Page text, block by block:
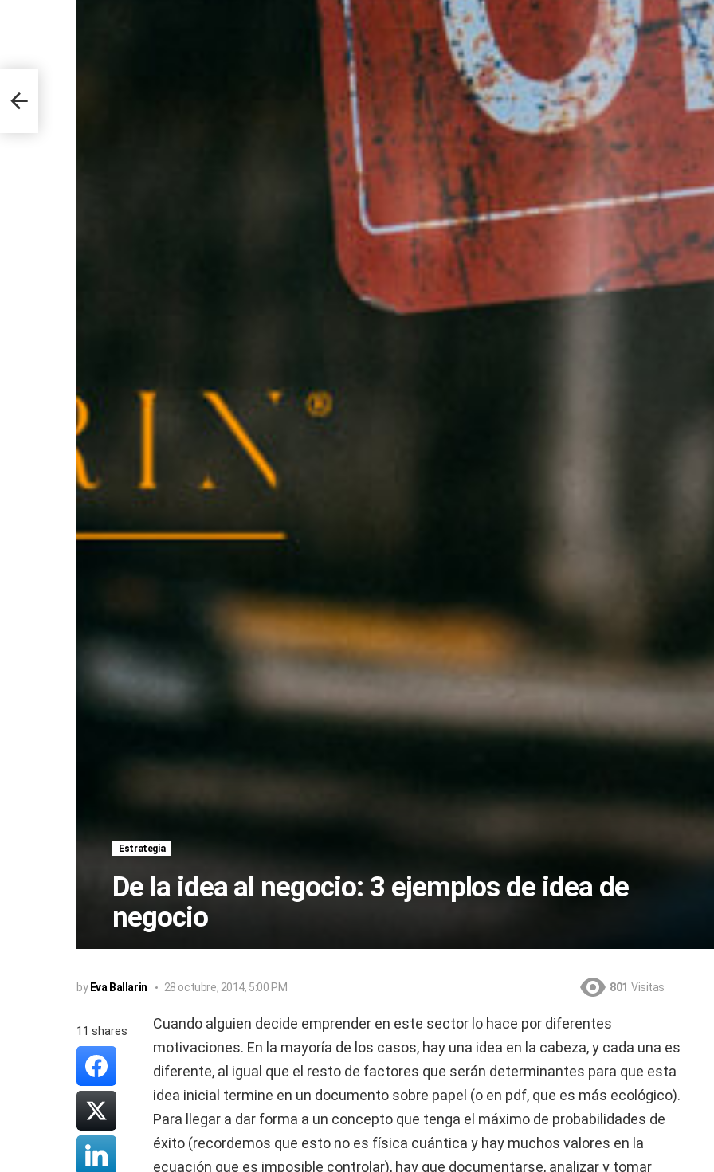
Estrategia
De la idea al negocio: 3 ejemplos de idea de
negocio
by Eva Ballarin 28 octubre, 2014, 5:00 PM 801 Visitas
Cuando alguien decide emprender en este sector lo hace por diferentes
motivaciones. En la mayoría de los casos, hay una idea en la cabeza, y cada una es
diferente, al igual que el resto de factores que serán determinantes para que esta
idea inicial termine en un documento sobre papel (o en pdf, que es más ecológico).
Para llegar a dar forma a un concepto que tenga el máximo de probabilidades de
éxito (recordemos que esto no es física cuántica y hay muchos valores en la
ecuación que es imposible controlar), hay que documentarse, analizar y tomar
11 shares